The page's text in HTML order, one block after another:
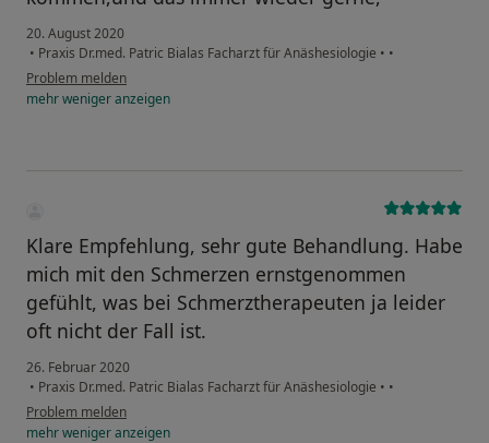
20. August 2020
• Praxis Dr.med. Patric Bialas Facharzt für Anäshesiologie • •
Problem melden
mehrwenigeranzeigen
Klare Empfehlung, sehr gute Behandlung. Habe
mich mit den Schmerzen ernstgenommen
gefühlt, was bei Schmerztherapeuten ja leider
oft nicht der Fall ist.
26. Februar 2020
• Praxis Dr.med. Patric Bialas Facharzt für Anäshesiologie • •
Problem melden
mehrwenigeranzeigen